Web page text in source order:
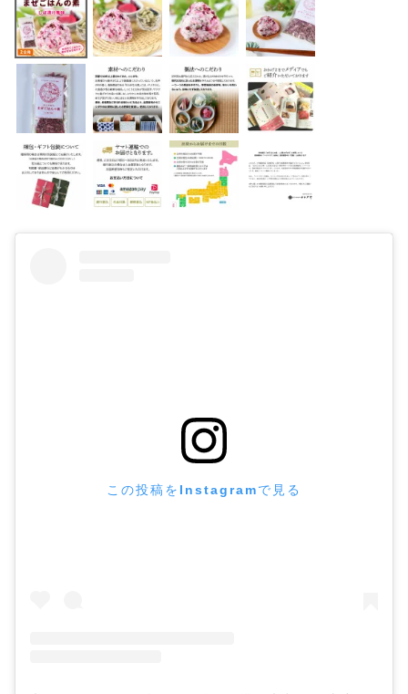
この投稿をInstagramで見る